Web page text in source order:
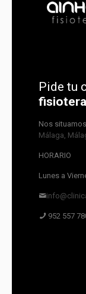
Pide tu
Nos
Málaga,
HORARIO
Lunes a
952 557